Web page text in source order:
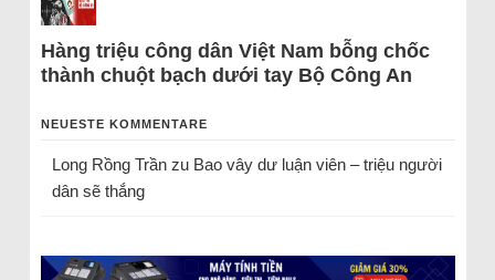
Hàng triệu công dân Việt Nam bỗng chốc
thành chuột bạch dưới tay Bộ Công An
NEUESTE KOMMENTARE
Long Rồng Trầnzu Bao vây dư luận viên – triệu người
dân sẽ thắng